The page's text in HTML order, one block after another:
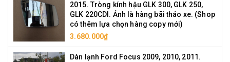
2015. Tròng kính hậu GLK 300, GLK 250,
GLK 220CDI. Ảnh là hàng bãi tháo xe. (Shop
có thêm lựa chọn hàng copy mới)
3.680.000₫
Dàn lạnh Ford Focus 2009, 2010, 2011.